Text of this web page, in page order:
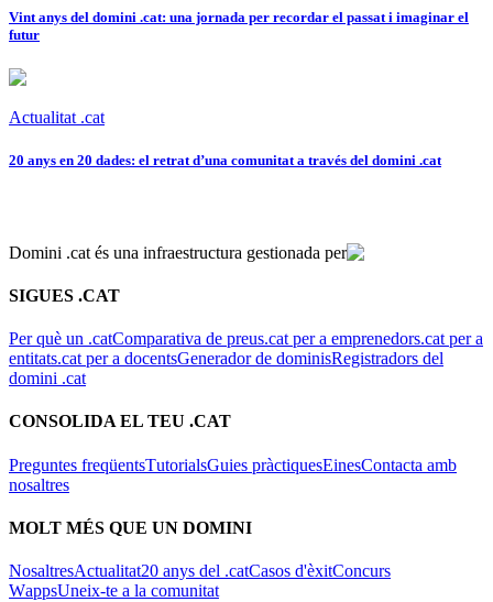
Vint anys del domini .cat: una jornada per recordar el passat i imaginar el
futur
Actualitat .cat
20 anys en 20 dades: el retrat d’una comunitat a través del domini .cat
Domini .cat és una infraestructura gestionada per
SIGUES .CAT
Per què un .catComparativa de preus.cat per a emprenedors.cat per a
entitats.cat per a docentsGenerador de dominisRegistradors del
domini .cat
CONSOLIDA EL TEU .CAT
Preguntes freqüentsTutorialsGuies pràctiquesEinesContacta amb
nosaltres
MOLT MÉS QUE UN DOMINI
NosaltresActualitat20 anys del .catCasos d'èxitConcurs
WappsUneix-te a la comunitat